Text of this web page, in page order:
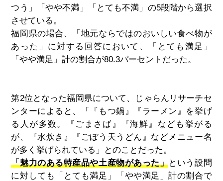
つう」「やや不満」「とても不満」の5段階から選択
させている。
福岡県の場合、「地元ならではのおいしい食べ物が
あった」に対する回答において、「とても満足」
「やや満足」計の割合が80.3パーセントだった。
第2位となった福岡県について、じゃらんリサーチセ
ンターによると、「『もつ鍋』『ラーメン』を挙げ
る人が多数。『ごまさば』『海鮮』なども挙がる
が、『水炊き』『ごぼう天うどん』などメニュー名
が多く挙げられている」とのことだった。
「魅力のある特産品や土産物があった」という設問
に対しても「とても満足」「やや満足」計の割合で